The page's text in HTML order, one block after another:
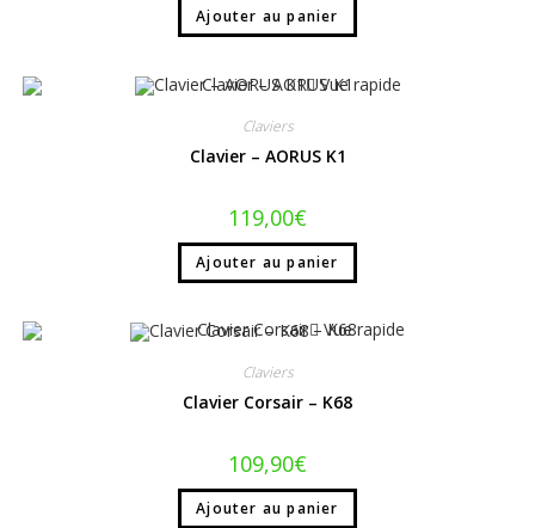
Ajouter au panier
Vue rapide
Claviers
Clavier – AORUS K1
119,00€
Ajouter au panier
Vue rapide
Claviers
Clavier Corsair – K68
109,90€
Ajouter au panier